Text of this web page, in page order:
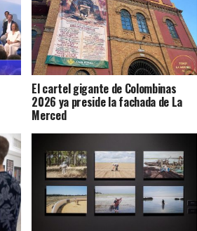
El cartel gigante de Colombinas
2026 ya preside la fachada de La
Merced